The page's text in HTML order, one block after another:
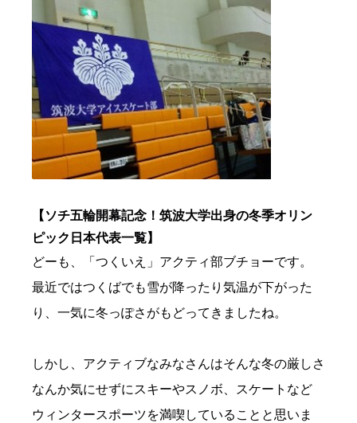
【ソチ五輪開幕記念！筑波大学出身の冬季オリン
ピック日本代表一覧】
どーも、「つくいえ」アクティ部ブチョーです。
最近ではつくばでも雪が降ったり気温が下がった
り、一気に冬っぽさがもどってきましたね。
しかし、アクティブなみなさんはそんな冬の厳しさ
なんか気にせずにスキーやスノボ、スケートなど
ウィンタースポーツを満喫していることと思いま